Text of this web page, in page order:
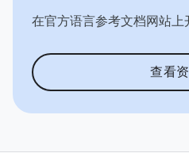
在官方语言参考文档网站上
查看